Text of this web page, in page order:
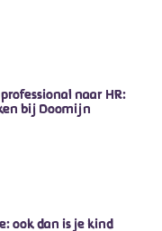
naar HR:
bij Doomijn
ook dan is je kind